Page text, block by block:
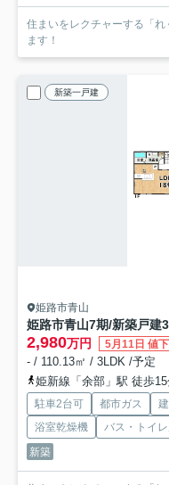
住まいをレクチャーする「
ます！
新築一戸建
姫路市青山
姫路市青山7期/新築戸建
2,980万円 5月11日 値
- / 110.13㎡ / 3LDK /予定
姫新線「余部」駅 徒歩
駐車2台可 都市ガス
浴室乾燥機
バス・トイレ
新築